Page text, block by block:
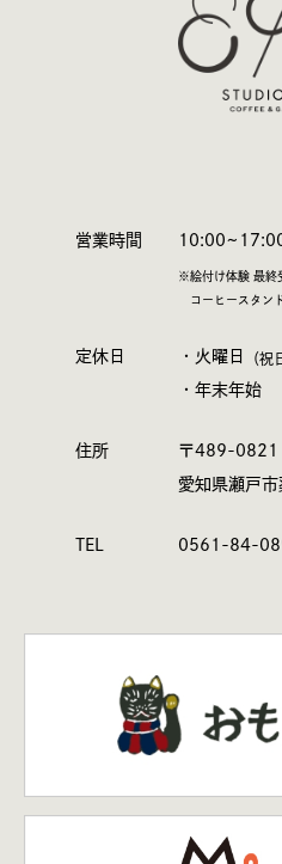
営業時間
※絵付け体験 最終
コーヒースタン
定休日 ・火曜日 （祝
・年末年始
住所
〒489-0821
愛知県瀬戸
TEL 0561-84-